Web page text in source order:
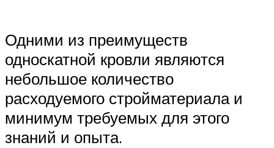
Одними из преимуществ
односкатной кровли являются
небольшое количество
расходуемого стройматериала и
минимум требуемых для этого
знаний и опыта.